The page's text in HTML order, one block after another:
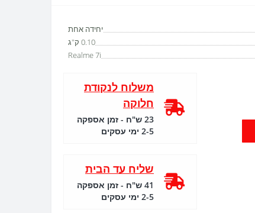
יחידה אחת
0.10 ק"ג
Realme 7i
משלוח לנקודת
חלוקה
23 ש"ח - זמן אספקה
2-5 ימי עסקים
שליח עד הבית
41 ש"ח - זמן אספקה
2-5 ימי עסקים